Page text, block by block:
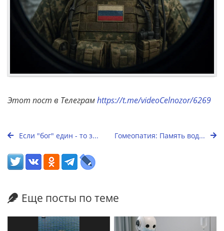
Этот пост в Телеграмhttps://t.me/videoCelnozor/6269
Если "бог" един - то з... Гомеопатия: Память вод...
Еще посты по теме